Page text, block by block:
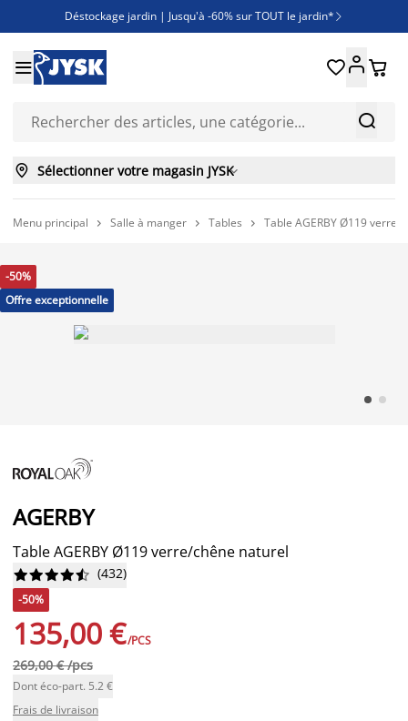
Déstockage jardin | Jusqu'à -60% sur TOUT le jardin* 
Jusqu'à -50% sur une sélection literie
Découvrez les nouveautés de la collection


 
 Sélectionner votre magasin JYSK
Menu principal  Salle à manger  Tables  Table AGERBY Ø119 verre/
-50%
Offre exceptionnelle
AGERBY
Table AGERBY Ø119 verre/chêne naturel





 (432)
-50%
135,00 €/PCS
269,00 € /pcs
Dont éco-part. 5.2 €
Frais de livraison